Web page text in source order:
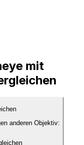
mit
anderen Objektiv: